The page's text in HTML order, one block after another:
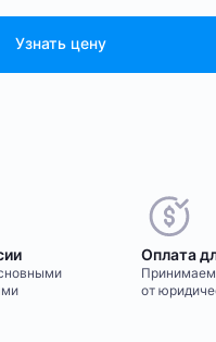
Узнать цену
Оплата
Принимаем
от